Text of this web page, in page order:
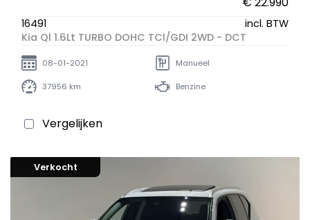
16491
incl. BTW
Kia Ql 1.6Lt TURBO DOHC TCI/GDI 2WD - DCT
08-01-2021 Manueel
37956 km Benzine
Vergelijken
Verkocht